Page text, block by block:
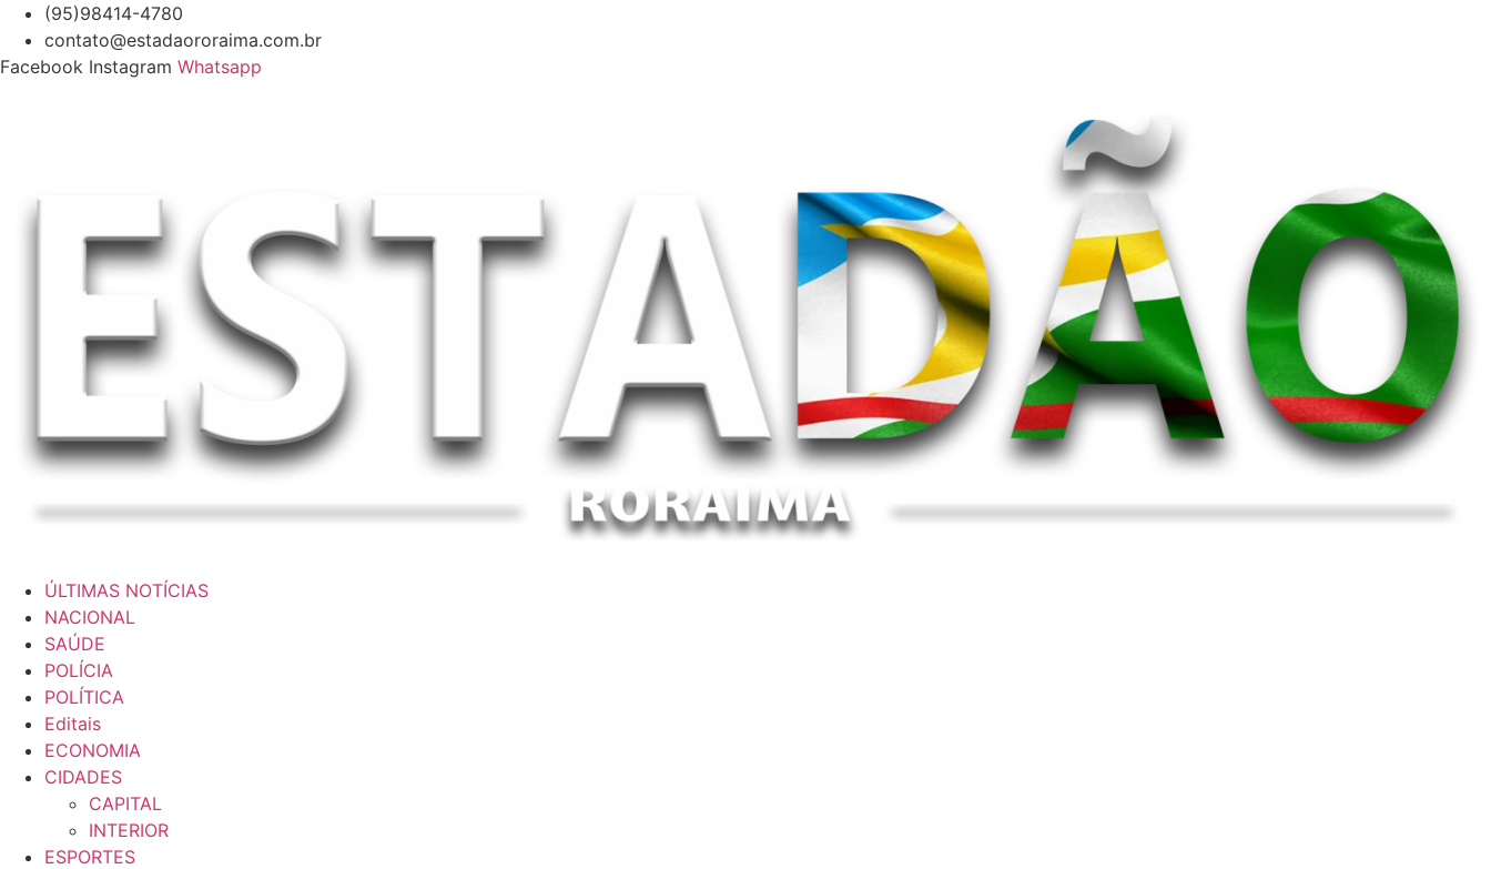
para
o
(95)98414-4780
contato@estadaororaima.com.br
Facebook Instagram Whatsapp
ÚLTIMAS NOTÍCIAS
NACIONAL
SAÚDE
POLÍCIA
POLÍTICA
Editais
ECONOMIA
CIDADES
CAPITAL
INTERIOR
ESPORTES